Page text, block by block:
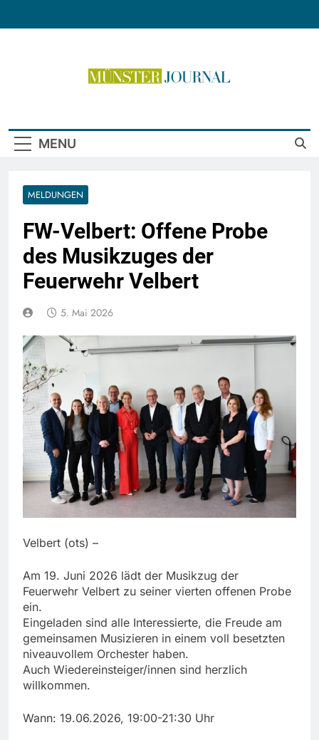
MENU
MELDUNGEN
FW-Velbert: Offene Probe
des Musikzuges der
Feuerwehr Velbert
5. Mai 2026
Velbert (ots) –
Am 19. Juni 2026 lädt der Musikzug der
Feuerwehr Velbert zu seiner vierten offenen Probe
ein.
Eingeladen sind alle Interessierte, die Freude am
gemeinsamen Musizieren in einem voll besetzten
niveauvollem Orchester haben.
Auch Wiedereinsteiger/innen sind herzlich
willkommen.
Wann: 19.06.2026, 19:00-21:30 Uhr